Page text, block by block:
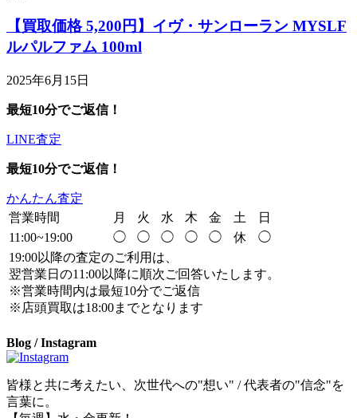
【買取価格 5,200円】イヴ・サンローラン MYSLF
ルパルファム 100ml
2025年6月15日
最短10分でご返信！
LINE査定
最短10分でご返信！
かんたん査定
営業時間
月 火 水 木 金 土
日
11:00~19:00
◯ ◯ ◯ ◯ ◯ 休
◯
19:00以降の査定のご利用は、
翌営業日の11:00以降に順次ご回答いたします。
※営業時間内は最短10分でご返信
※店頭買取は18:00までとなります
Blog / Instagram
皆様と共に考えたい、次世代への"想い" / 代表者の"信念"を
言葉に。